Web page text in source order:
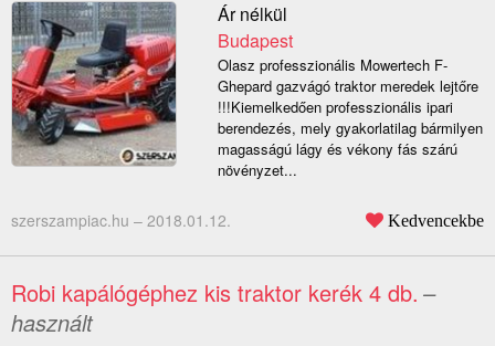
Ár nélkül
Budapest
Olasz professzionális Mowertech F-
Ghepard gazvágó traktor meredek lejtőre
!!!Kiemelkedően professzionális ipari
berendezés, mely gyakorlatilag bármilyen
magasságú lágy és vékony fás szárú
növényzet...
szerszampiac.hu – 2018.01.12. Kedvencekbe
Robi kapálógéphez kis traktor kerék 4 db. –
használt